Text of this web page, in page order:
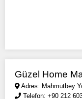
Güzel Home
Adres: Mahmutbey
Telefon: +90 212